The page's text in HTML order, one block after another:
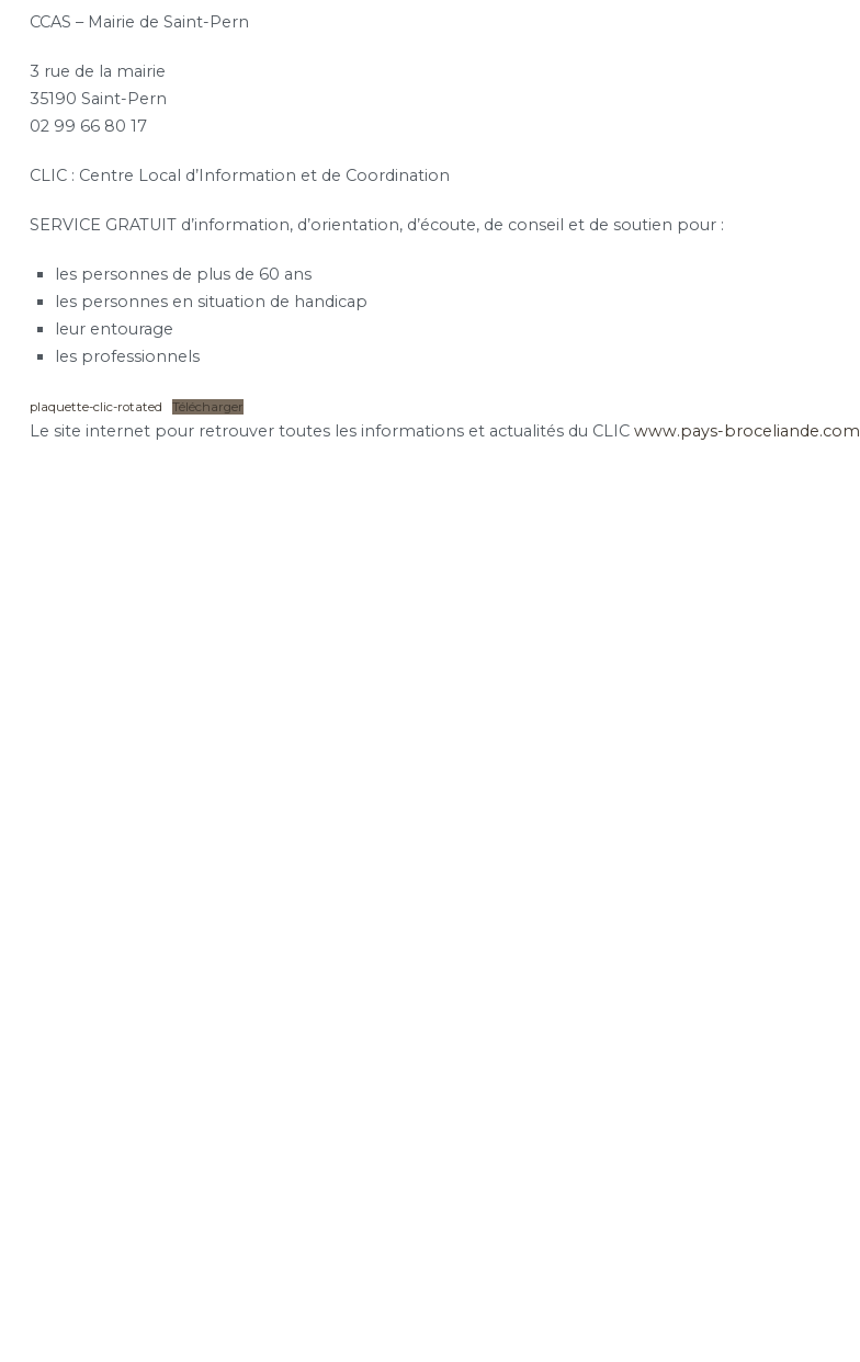
CCAS – Mairie de Saint-Pern
3 rue de la mairie
35190 Saint-Pern
02 99 66 80 17
CLIC : Centre Local d’Information et de Coordination
SERVICE GRATUIT d’information, d’orientation, d’écoute, de conseil et de soutien pour :
les personnes de plus de 60 ans
les personnes en situation de handicap
leur entourage
les professionnels
plaquette-clic-rotated Télécharger
Le site internet pour retrouver toutes les informations et actualités du CLIC www.pays-broceliande.com